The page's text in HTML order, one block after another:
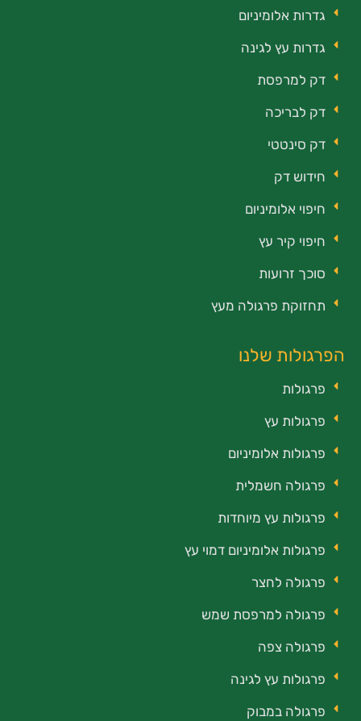
הפרגולות שלנו
פרגולות
פרגולות עץ
פרגולות אלומיניום
פרגולה חשמלית
פרגולות עץ מיוחדות
פרגולות אלומיניום דמוי עץ
פרגולה לחצר
פרגולה למרפסת שמש
פרגולה צפה
פרגולות עץ לגינה
פרגולה במבוק
גדרות אלומיניום
גדרות עץ לגינה
דק למרפסת
דק לבריכה
דק סינטטי
חידוש דק
חיפוי אלומיניום
חיפוי קיר עץ
סוכך זרועות
תחזוקת פרגולה מעץ